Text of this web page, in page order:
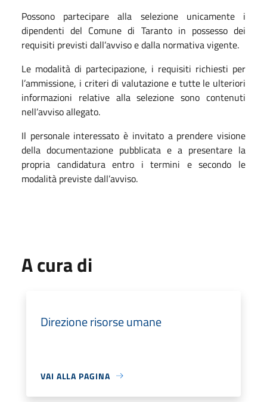
Possono partecipare alla selezione unicamente i
dipendenti del Comune di Taranto in possesso dei
requisiti previsti dall’avviso e dalla normativa vigente.
Le modalità di partecipazione, i requisiti richiesti per
l’ammissione, i criteri di valutazione e tutte le ulteriori
informazioni relative alla selezione sono contenuti
nell’avviso allegato.
Il personale interessato è invitato a prendere visione
della documentazione pubblicata e a presentare la
propria candidatura entro i termini e secondo le
modalità previste dall’avviso.
A cura di
Direzione risorse umane
VAI ALLA PAGINA